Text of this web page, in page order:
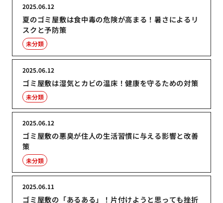
夏のゴミ屋敷は食中毒の危険が高まる！暑さによるリ
スクと予防策
2025.06.12
未分類
ゴミ屋敷は湿気とカビの温床！健康を守るための対策
2025.06.12
未分類
ゴミ屋敷の悪臭が住人の生活習慣に与える影響と改善
策
2025.06.12
未分類
ゴミ屋敷の「あるある」！片付けようと思っても挫折
2025.06.11